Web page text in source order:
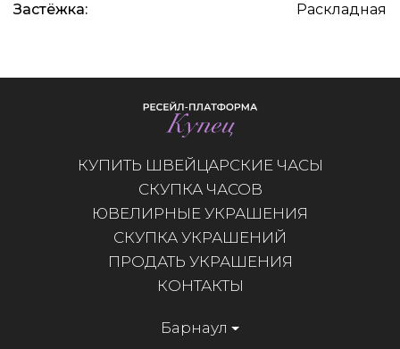
Застёжка:
Раскладная
КУПИТЬ ШВЕЙЦАРСКИЕ ЧАСЫ
СКУПКА ЧАСОВ
ЮВЕЛИРНЫЕ УКРАШЕНИЯ
СКУПКА УКРАШЕНИЙ
ПРОДАТЬ УКРАШЕНИЯ
КОНТАКТЫ
Барнаул